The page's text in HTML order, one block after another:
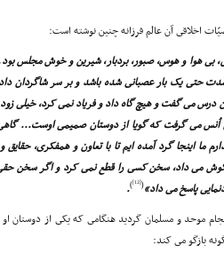
اخلاقى آن عالم فرزانه چنین نوشته است:
بى هوا و هوس، صبور، بردبار، شیرین و خوش مجلس
حتى یک بار عصبانى شده باشد و بر سر شاگردان داد
درس مى گفت و هیچ گاه داد و فریاد نمى کرد، خیلى زود
مى گرفت که گویا از دوستان صمیمى اوست...
اینجا گرد آمده ایم تا با تعاون و همفکرى، حقایق
گوش مى داد، سخن کسى را قطع نمى کرد و اگر سخن
پاسخ مى داد»(
[12]
)
.
موحد و مسلمان گردید هنگامى که یکى از دوستان او
بازگو مى کند: